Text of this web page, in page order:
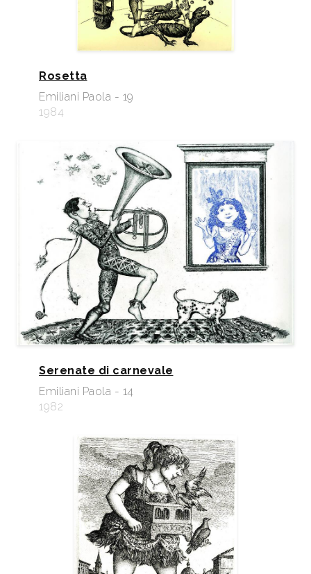
Rosetta
Emiliani Paola - 19
1984
Serenate di carnevale
Emiliani Paola - 14
1982